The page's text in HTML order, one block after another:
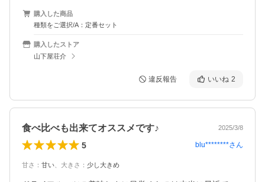
購入した商品
種類をご選択/A：定番セット
購入したストア
山下屋荘介
違反報告 いいね 2
食べ比べも出来てオススメです♪ 2025/3/8
5 blu********さん
甘さ ： 甘い 大きさ ： 少し大きめ